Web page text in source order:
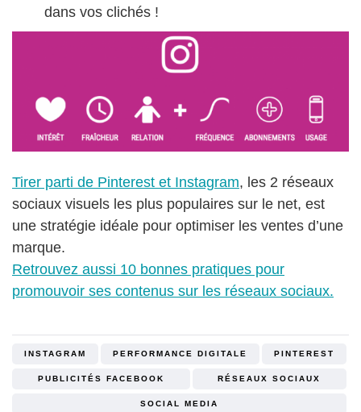
dans vos clichés !
Tirer parti de Pinterest et Instagram, les 2 réseaux
sociaux visuels les plus populaires sur le net, est
une stratégie idéale pour optimiser les ventes d’une
marque.
Retrouvez aussi 10 bonnes pratiques pour
promouvoir ses contenus sur les réseaux sociaux.
INSTAGRAM PERFORMANCE DIGITALE PINTEREST
PUBLICITÉS FACEBOOK RÉSEAUX SOCIAUX
SOCIAL MEDIA